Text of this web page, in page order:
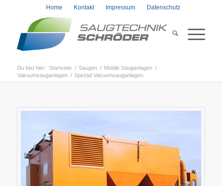
Home Kontakt Impressum Datenschutz
Du bist hier: Startseite / Saugen / Mobile Sauganlagen /
Vakuumsauganlagen / Spezial Vakuumsauganlagen